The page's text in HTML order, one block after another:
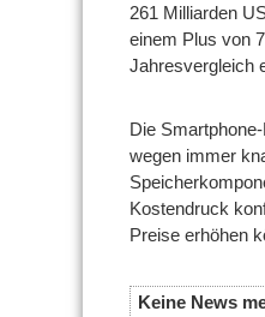
261 Milliarden
einem Plus von
Jahresvergleich
Die
wegen immer
Kostendruck
Preise erhöhen
Keine News